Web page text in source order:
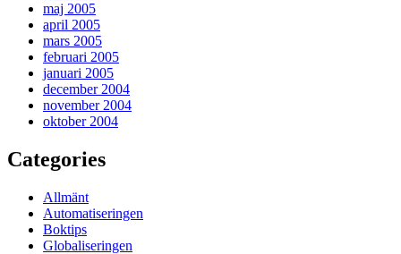
maj 2005
april 2005
mars 2005
februari 2005
januari 2005
december 2004
november 2004
oktober 2004
Categories
Allmänt
Automatiseringen
Boktips
Globaliseringen